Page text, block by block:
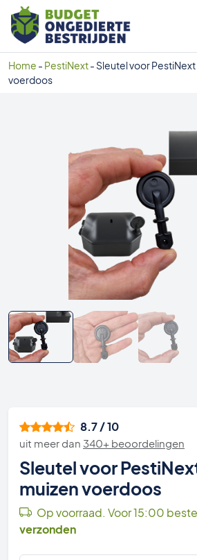
Home - PestiNext- Sleutel voor
voerdoos
8.7 / 10
uit meer dan 340+ beoordelingen
Sleutel voor
muizen voerdoos
Op voorraad. Voor 15:00
verzonden